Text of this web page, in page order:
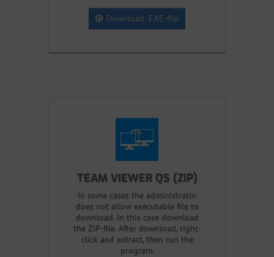
Download EXE-file
TEAM VIEWER QS (ZIP)
In some cases the administrator
does not allow executable file to
download. In this case download
the ZIP-file. After download, right-
click and extract, then run the
program.